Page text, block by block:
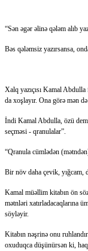
“Sən əgər əlinə qələm alıb
Bəs qələmsiz yazırsansa,
Xalq yazıçısı Kamal
da xoşlayır. Ona görə mən
İndi Kamal Abdulla, özü
seçməsi - qranulalar”.
“Qranula cümlədən
Bir növ daha çevik, yığcam,
Kamal müəllim kitabın ön
mətnləri xatırladacaqlarına
söyləyir.
Kitabın nəşrinə onu
oxuduqca düşünürsən ki,